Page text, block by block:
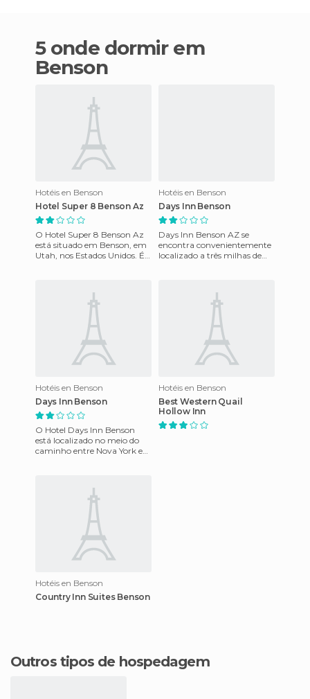
5 onde dormir em
Benson
Hotéis en Benson
Hotel Super 8 Benson Az
O Hotel Super 8 Benson Az
está situado em Benson, em
Utah, nos Estados Unidos. É
Hotéis en Benson
Days Inn Benson
Days Inn Benson AZ se
encontra convenientemente
localizado a três milhas de
Hotéis en Benson
Days Inn Benson
O Hotel Days Inn Benson
está localizado no meio do
caminho entre Nova York e
Hotéis en Benson
Best Western Quail
Hollow Inn
Hotéis en Benson
Country Inn Suites Benson
Outros tipos de hospedagem